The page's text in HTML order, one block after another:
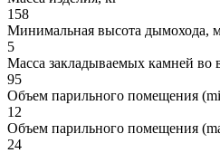
158
Минимальная высота дымохода,
5
Масса закладываемых камней
95
Объем парильного помещения
12
Объем парильного помещения
24